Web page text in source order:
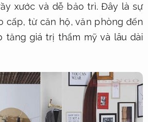
xước và dễ bảo trì. Đây là sự
cấp, từ căn hộ, văn phòng đến
tăng giá trị thẩm mỹ và lâu dài